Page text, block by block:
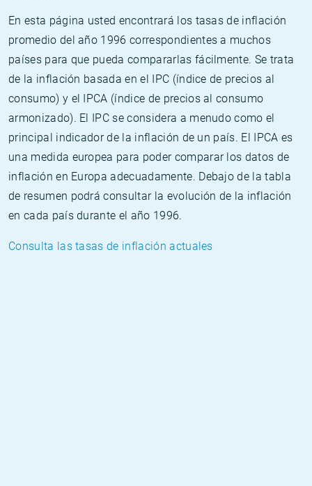
En esta página usted encontrará los tasas de inflación
promedio del año 1996 correspondientes a muchos
países para que pueda compararlas fácilmente. Se trata
de la inflación basada en el IPC (índice de precios al
consumo) y el IPCA (índice de precios al consumo
armonizado). El IPC se considera a menudo como el
principal indicador de la inflación de un país. El IPCA es
una medida europea para poder comparar los datos de
inflación en Europa adecuadamente. Debajo de la tabla
de resumen podrá consultar la evolución de la inflación
en cada país durante el año 1996.
Consulta las tasas de inflación actuales